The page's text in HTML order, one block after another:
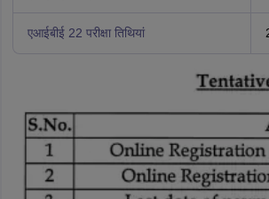
एआईबीई 22 परीक्षा तिथियां